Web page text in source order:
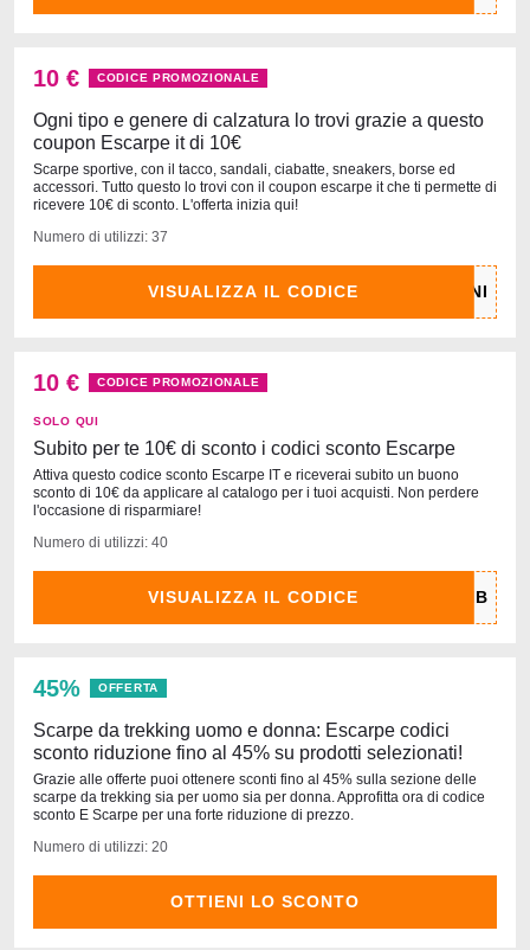
10 € CODICE PROMOZIONALE
Ogni tipo e genere di calzatura lo trovi grazie a questo
coupon Escarpe it di 10€
Scarpe sportive, con il tacco, sandali, ciabatte, sneakers, borse ed
accessori. Tutto questo lo trovi con il coupon escarpe it che ti permette di
ricevere 10€ di sconto. L'offerta inizia qui!
Numero di utilizzi: 37
VISUALIZZA IL CODICE
10 € CODICE PROMOZIONALE
SOLO QUI
Subito per te 10€ di sconto i codici sconto Escarpe
Attiva questo codice sconto Escarpe IT e riceverai subito un buono
sconto di 10€ da applicare al catalogo per i tuoi acquisti. Non perdere
l'occasione di risparmiare!
Numero di utilizzi: 40
VISUALIZZA IL CODICE
45% OFFERTA
Scarpe da trekking uomo e donna: Escarpe codici
sconto riduzione fino al 45% su prodotti selezionati!
Grazie alle offerte puoi ottenere sconti fino al 45% sulla sezione delle
scarpe da trekking sia per uomo sia per donna. Approfitta ora di codice
sconto E Scarpe per una forte riduzione di prezzo.
Numero di utilizzi: 20
OTTIENI LO SCONTO